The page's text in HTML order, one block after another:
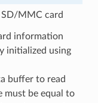
MMC card
information
initialized using
buffer to read
must be equal to